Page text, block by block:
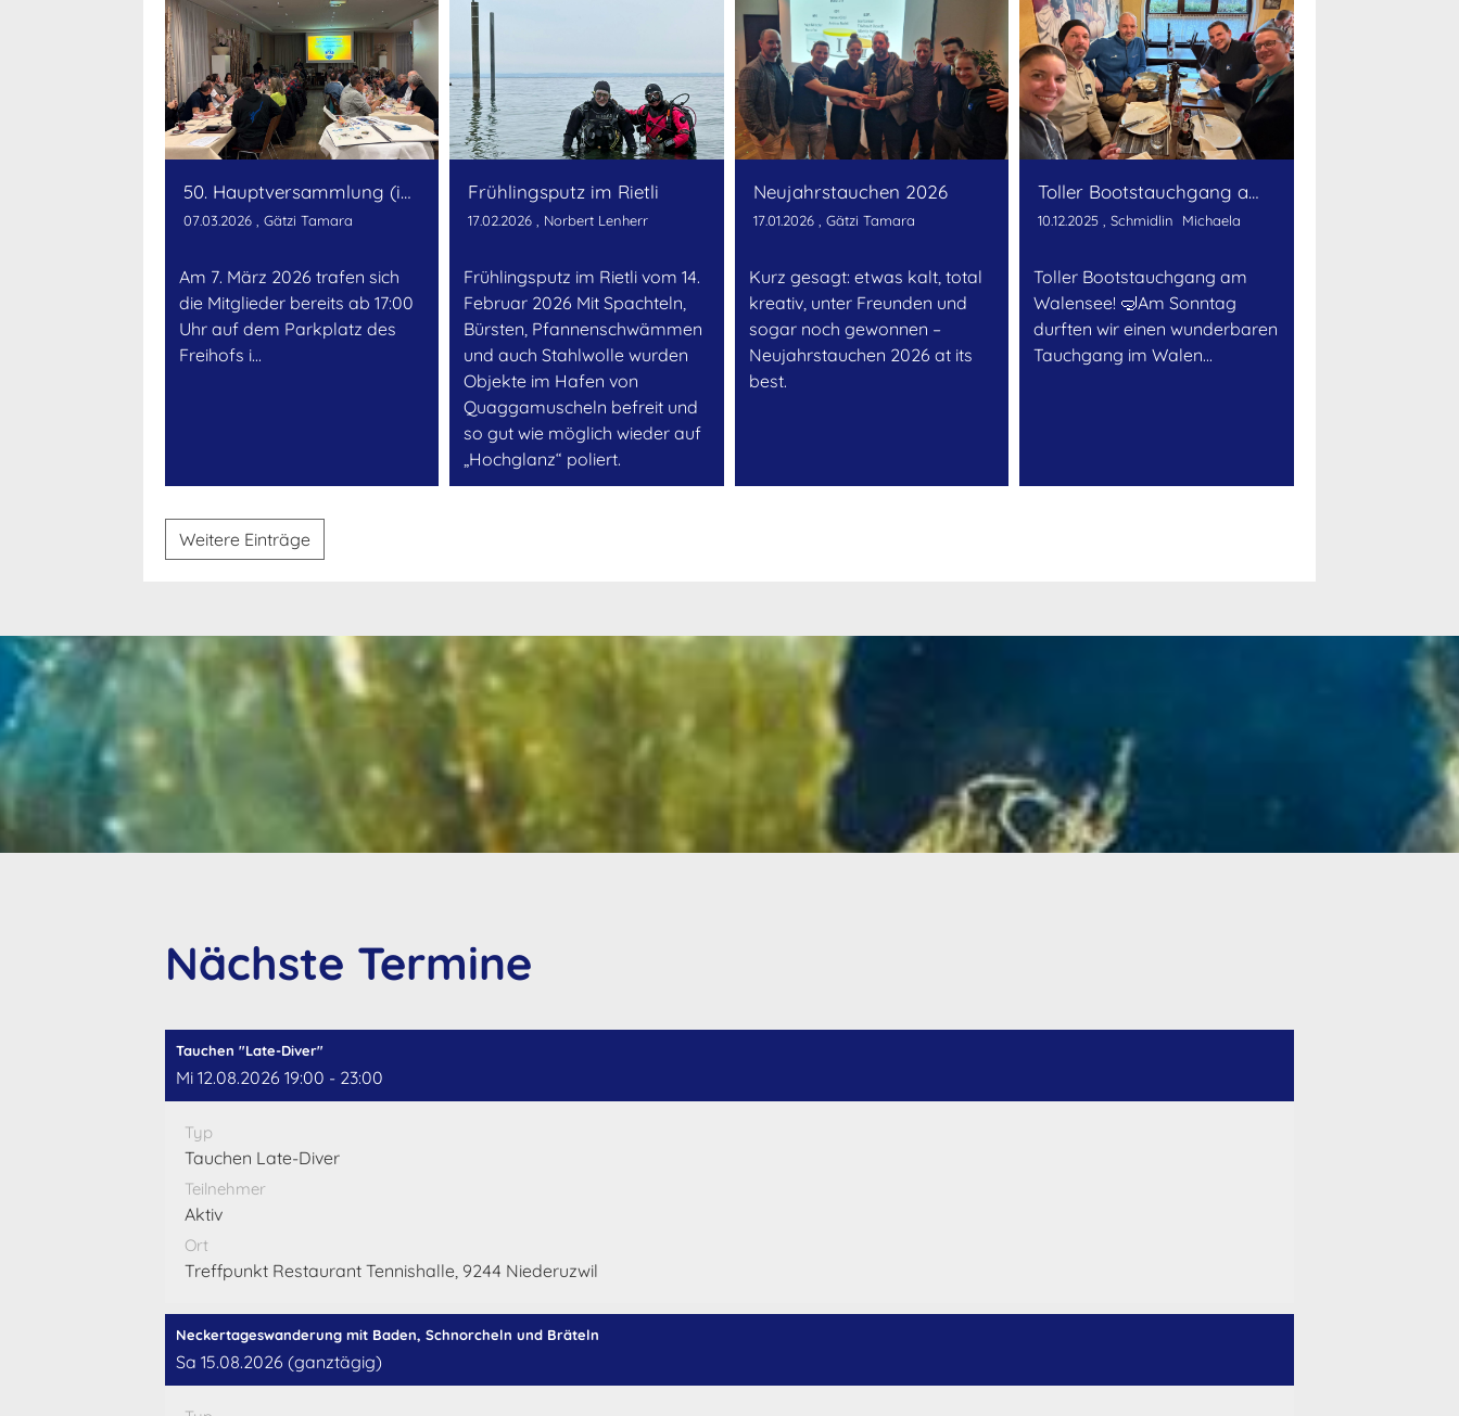
50. Hauptversammlung (inkl. Flaschenprüfung)
07.03.2026 , Gätzi Tamara
Am 7. März 2026 trafen sich
die Mitglieder bereits ab 17:00
Uhr auf dem Parkplatz des
Freihofs i...
Frühlingsputz im Rietli
17.02.2026 , Norbert Lenherr
Frühlingsputz im Rietli vom 14.
Februar 2026 Mit Spachteln,
Bürsten, Pfannenschwämmen
und auch Stahlwolle wurden
Objekte im Hafen von
Quaggamuscheln befreit und
so gut wie möglich wieder auf
„Hochglanz“ poliert.
Neujahrstauchen 2026
17.01.2026, Gätzi Tamara
Kurz gesagt: etwas kalt, total
kreativ, unter Freunden und
sogar noch gewonnen –
Neujahrstauchen 2026 at its
best.
Toller Bootstauchgang am Walensee! 🤿
10.12.2025 , Schmidlin Michaela
Toller Bootstauchgang am
Walensee! 🤿Am Sonntag
durften wir einen wunderbaren
Tauchgang im Walen...
Weitere Einträge
Nächste Termine
Tauchen "Late-Diver"
Mi 12.08.2026 19:00 - 23:00
Typ
Tauchen Late-Diver
Teilnehmer
Aktiv
Ort
Treffpunkt Restaurant Tennishalle, 9244 Niederuzwil
Neckertageswanderung mit Baden, Schnorcheln und Bräteln
Sa 15.08.2026 (ganztägig)